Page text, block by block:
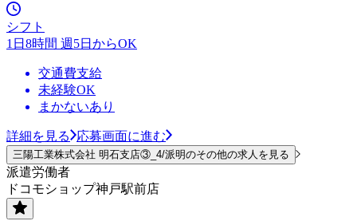
シフト
1日8時間 週5日からOK
交通費支給
未経験OK
まかないあり
詳細を見る 応募画面に進む
三陽工業株式会社 明石支店③_4/派明のその他の求人を見る
派遣労働者
ドコモショップ神戸駅前店